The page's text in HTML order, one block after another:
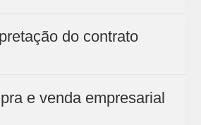
do contrato
e venda empresarial